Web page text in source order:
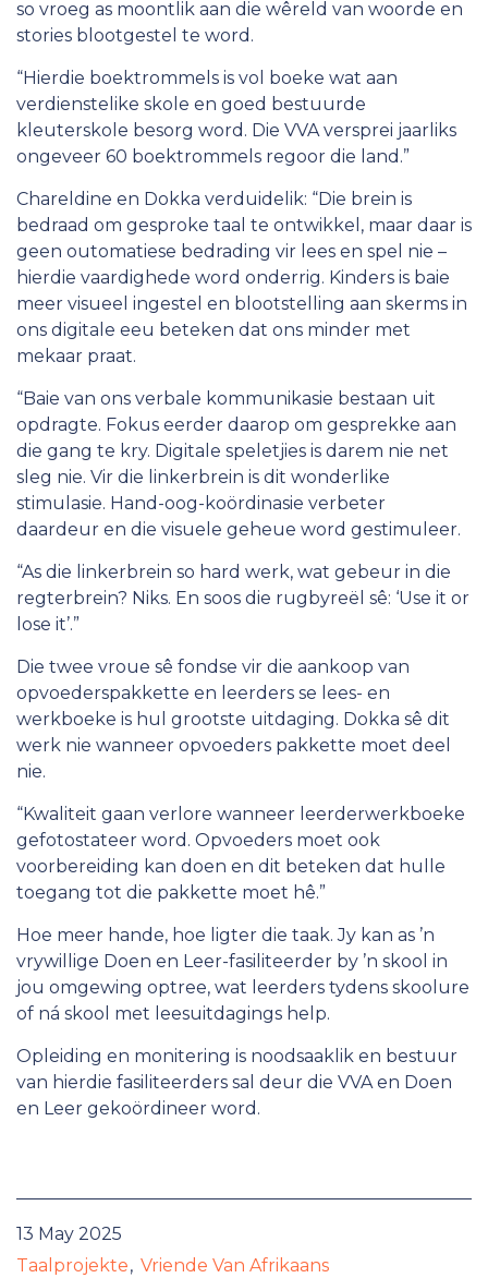
so vroeg as moontlik aan die wêreld van woorde en
stories blootgestel te word.
“Hierdie boektrommels is vol boeke wat aan
verdienstelike skole en goed bestuurde
kleuterskole besorg word. Die VVA versprei jaarliks
ongeveer 60 boektrommels regoor die land.”
Chareldine en Dokka verduidelik: “Die brein is
bedraad om gesproke taal te ontwikkel, maar daar is
geen outomatiese bedrading vir lees en spel nie –
hierdie vaardighede word onderrig. Kinders is baie
meer visueel ingestel en blootstelling aan skerms in
ons digitale eeu beteken dat ons minder met
mekaar praat.
“Baie van ons verbale kommunikasie bestaan uit
opdragte. Fokus eerder daarop om gesprekke aan
die gang te kry. Digitale speletjies is darem nie net
sleg nie. Vir die linkerbrein is dit wonderlike
stimulasie. Hand-oog-koördinasie verbeter
daardeur en die visuele geheue word gestimuleer.
“As die linkerbrein so hard werk, wat gebeur in die
regterbrein? Niks. En soos die rugbyreël sê: ‘Use it or
lose it’.”
Die twee vroue sê fondse vir die aankoop van
opvoederspakkette en leerders se lees- en
werkboeke is hul grootste uitdaging. Dokka sê dit
werk nie wanneer opvoeders pakkette moet deel
nie.
“Kwaliteit gaan verlore wanneer leerderwerkboeke
gefotostateer word. Opvoeders moet ook
voorbereiding kan doen en dit beteken dat hulle
toegang tot die pakkette moet hê.”
Hoe meer hande, hoe ligter die taak. Jy kan as ’n
vrywillige Doen en Leer-fasiliteerder by ’n skool in
jou omgewing optree, wat leerders tydens skoolure
of ná skool met leesuitdagings help.
Opleiding en monitering is noodsaaklik en bestuur
van hierdie fasiliteerders sal deur die VVA en Doen
en Leer gekoördineer word.
13 May 2025
Taalprojekte
Vriende Van Afrikaans